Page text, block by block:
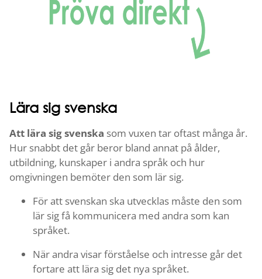
Lära sig svenska
Att lära sig svenska som vuxen tar oftast många år.
Hur snabbt det går beror bland annat på ålder,
utbildning, kunskaper i andra språk och hur
omgivningen bemöter den som lär sig.
För att svenskan ska utvecklas måste den som
lär sig få kommunicera med andra som kan
språket.
När andra visar förståelse och intresse går det
fortare att lära sig det nya språket.